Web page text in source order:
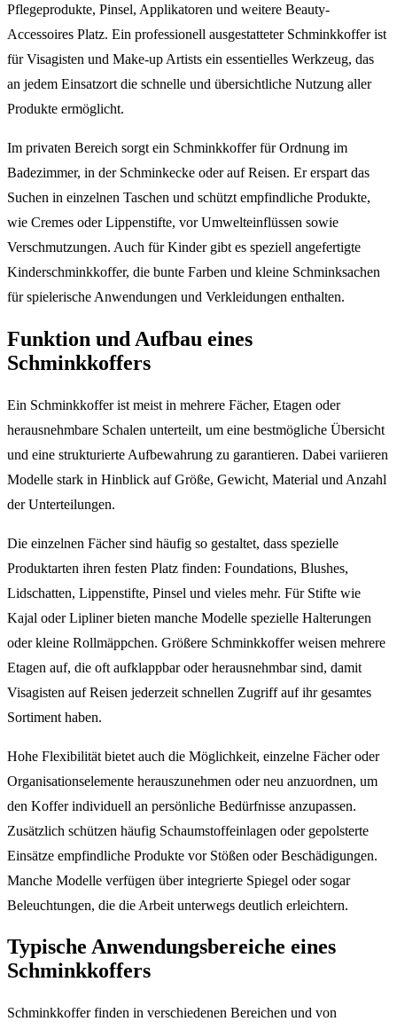
Pflegeprodukte, Pinsel, Applikatoren und weitere Beauty-
Accessoires Platz. Ein professionell ausgestatteter Schminkkoffer ist
für Visagisten und Make-up Artists ein essentielles Werkzeug, das
an jedem Einsatzort die schnelle und übersichtliche Nutzung aller
Produkte ermöglicht.
Im privaten Bereich sorgt ein Schminkkoffer für Ordnung im
Badezimmer, in der Schminkecke oder auf Reisen. Er erspart das
Suchen in einzelnen Taschen und schützt empfindliche Produkte,
wie Cremes oder Lippenstifte, vor Umwelteinflüssen sowie
Verschmutzungen. Auch für Kinder gibt es speziell angefertigte
Kinderschminkkoffer, die bunte Farben und kleine Schminksachen
für spielerische Anwendungen und Verkleidungen enthalten.
Funktion und Aufbau eines
Schminkkoffers
Ein Schminkkoffer ist meist in mehrere Fächer, Etagen oder
herausnehmbare Schalen unterteilt, um eine bestmögliche Übersicht
und eine strukturierte Aufbewahrung zu garantieren. Dabei variieren
Modelle stark in Hinblick auf Größe, Gewicht, Material und Anzahl
der Unterteilungen.
Die einzelnen Fächer sind häufig so gestaltet, dass spezielle
Produktarten ihren festen Platz finden: Foundations, Blushes,
Lidschatten, Lippenstifte, Pinsel und vieles mehr. Für Stifte wie
Kajal oder Lipliner bieten manche Modelle spezielle Halterungen
oder kleine Rollmäppchen. Größere Schminkkoffer weisen mehrere
Etagen auf, die oft aufklappbar oder herausnehmbar sind, damit
Visagisten auf Reisen jederzeit schnellen Zugriff auf ihr gesamtes
Sortiment haben.
Hohe Flexibilität bietet auch die Möglichkeit, einzelne Fächer oder
Organisationselemente herauszunehmen oder neu anzuordnen, um
den Koffer individuell an persönliche Bedürfnisse anzupassen.
Zusätzlich schützen häufig Schaumstoffeinlagen oder gepolsterte
Einsätze empfindliche Produkte vor Stößen oder Beschädigungen.
Manche Modelle verfügen über integrierte Spiegel oder sogar
Beleuchtungen, die die Arbeit unterwegs deutlich erleichtern.
Typische Anwendungsbereiche eines
Schminkkoffers
Schminkkoffer finden in verschiedenen Bereichen und von